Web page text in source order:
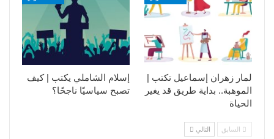
إسلام الشاملي يكتب | كيف
تصبح سياسيًا ناجحًا؟
لمار زهران إسماعيل تكتب |
الموهبة.. بداية طريق قد يغير
الحياة
السابق التالي